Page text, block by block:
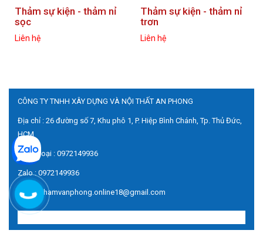
Thảm sự kiện - thảm nỉ
sọc
Liên hệ
Thảm sự kiện - thảm nỉ
trơn
Liên hệ
CÔNG TY TNHH XÂY DỰNG VÀ NỘI THẤT AN PHONG
Địa chỉ : 26 đường số 7, Khu phô 1, P. Hiệp Bình Chánh, Tp. Thủ Đức,
HCM
Điện thoại : 0972149936
Zalo : 0972149936
Email : thamvanphong.online18@gmail.com